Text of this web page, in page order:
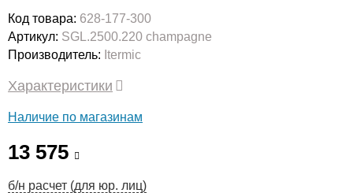
Код товара: 628-177-300
Артикул: SGL.2500.220 champagne
Производитель: Itermic
Характеристики
Наличие по магазинам
13 575
б/н расчет (для юр. лиц)